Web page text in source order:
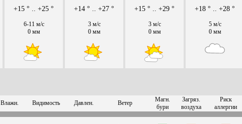
+15 ° .. +25 °
6-11 м/с
0 мм
+14 ° .. +27 °
3 м/с
0 мм
+15 ° .. +29 °
3 м/с
0 мм
+18 ° .. +28 °
5 м/с
0 мм
Влажн. Видимость Давлен. Ветер
Магн.
бури
Загряз.
воздуха
Риск
аллергии